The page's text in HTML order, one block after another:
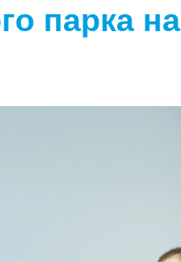
парка на